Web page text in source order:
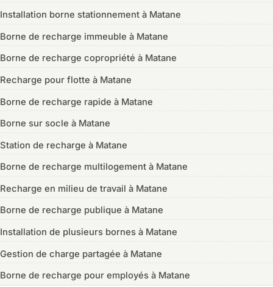
Installation borne stationnement à Matane
Borne de recharge immeuble à Matane
Borne de recharge copropriété à Matane
Recharge pour flotte à Matane
Borne de recharge rapide à Matane
Borne sur socle à Matane
Station de recharge à Matane
Borne de recharge multilogement à Matane
Recharge en milieu de travail à Matane
Borne de recharge publique à Matane
Installation de plusieurs bornes à Matane
Gestion de charge partagée à Matane
Borne de recharge pour employés à Matane